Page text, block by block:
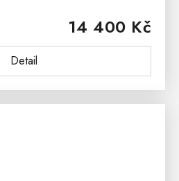
14 400 Kč
Detail
masivní...